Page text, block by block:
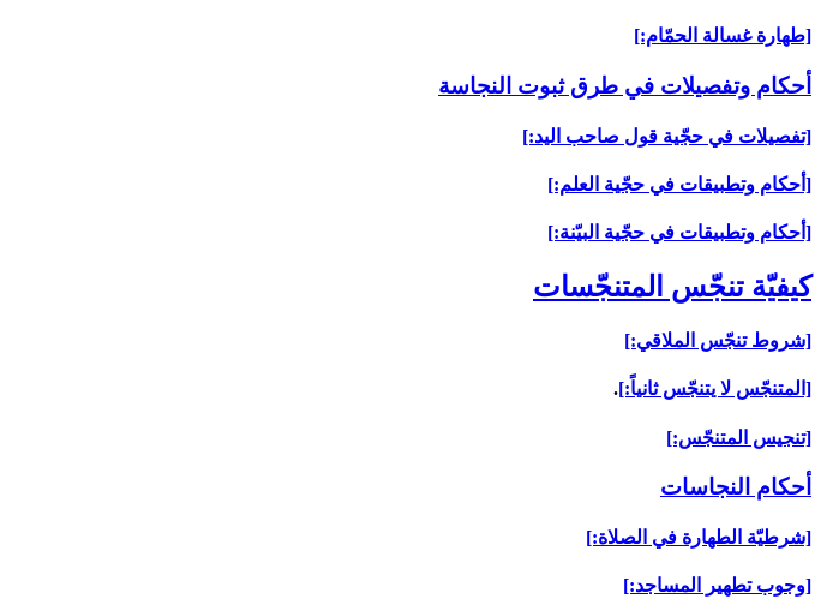
[طهارة غسالة الحمّام:]
أحكام وتفصيلات في طرق ثبوت النجاسة
[تفصيلات في حجّية قول صاحب اليد:]
[أحكام وتطبيقات في حجّية العلم:]
[أحكام وتطبيقات في حجّية البيّنة:]
كيفيّة تنجّس المتنجّسات‏
[شروط تنجّس الملاقي:]
[المتنجّس لا يتنجّس ثانياً:].
[تنجيس المتنجّس:]
أحكام النجاسات‏
[شرطيّة الطهارة في الصلاة:]
[وجوب تطهير المساجد:]